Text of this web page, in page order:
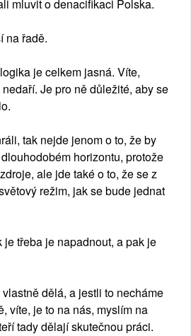
mluvit o denacifikaci Polska.
na řadě.
je celkem jasná. Víte,
Je pro ně důležité, aby se
tak nejde jenom o to, že by
horizontu, protože
ale jde také o to, že se z
režim, jak se bude jednat
je třeba je napadnout, a pak je
dělá, a jestli to necháme
víte, je to na nás, myslím na
tady dělají skutečnou práci.